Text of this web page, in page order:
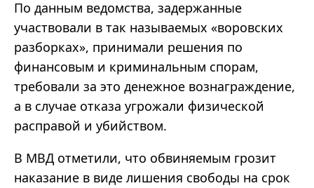
По данным ведомства, задержанные
участвовали в так называемых «воровских
разборках», принимали решения по
финансовым и криминальным спорам,
требовали за это денежное вознаграждение,
а в случае отказа угрожали физической
расправой и убийством.
В МВД отметили, что обвиняемым грозит
наказание в виде лишения свободы на срок